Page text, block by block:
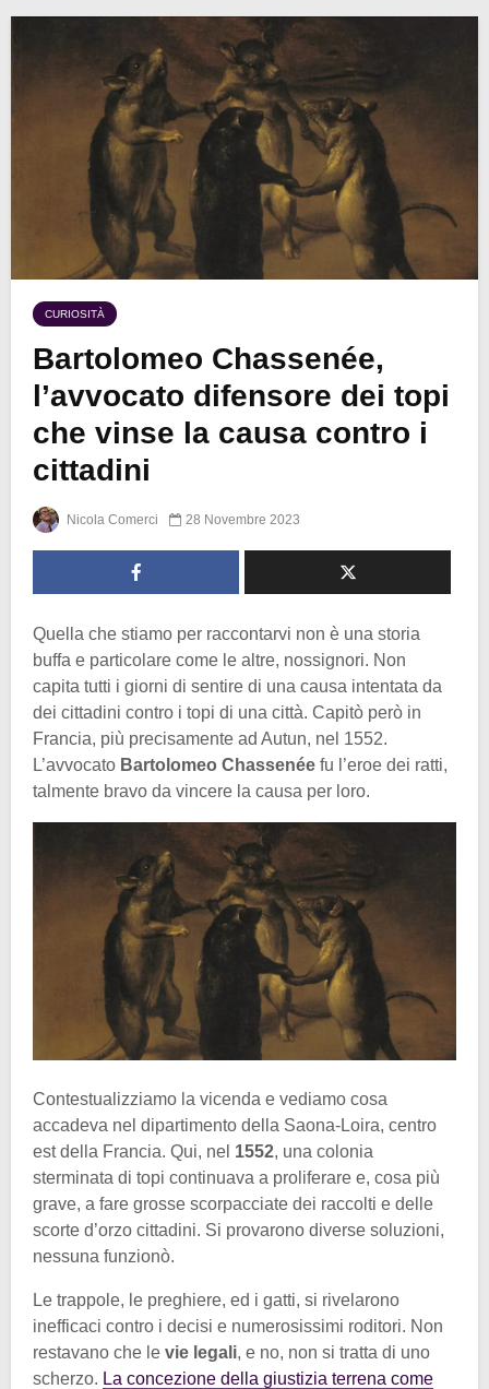
CURIOSITÀ
Bartolomeo Chassenée,
l’avvocato difensore dei topi
che vinse la causa contro i
cittadini
Nicola Comerci 28 Novembre 2023
Quella che stiamo per raccontarvi non è una storia
buffa e particolare come le altre, nossignori. Non
capita tutti i giorni di sentire di una causa intentata da
dei cittadini contro i topi di una città. Capitò però in
Francia, più precisamente ad Autun, nel 1552.
L’avvocato Bartolomeo Chassenée fu l’eroe dei ratti,
talmente bravo da vincere la causa per loro.
Contestualizziamo la vicenda e vediamo cosa
accadeva nel dipartimento della Saona-Loira, centro
est della Francia. Qui, nel 1552, una colonia
sterminata di topi continuava a proliferare e, cosa più
grave, a fare grosse scorpacciate dei raccolti e delle
scorte d’orzo cittadini. Si provarono diverse soluzioni,
nessuna funzionò.
Le trappole, le preghiere, ed i gatti, si rivelarono
inefficaci contro i decisi e numerosissimi roditori. Non
restavano che le vie legali, e no, non si tratta di uno
scherzo. La concezione della giustizia terrena come